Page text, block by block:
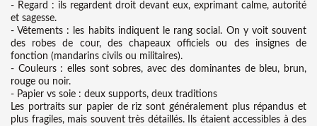
- Regard : ils regardent droit devant eux, exprimant calme, autorité
et sagesse.
- Vêtements : les habits indiquent le rang social. On y voit souvent
des robes de cour, des chapeaux officiels ou des insignes de
fonction (mandarins civils ou militaires).
- Couleurs : elles sont sobres, avec des dominantes de bleu, brun,
rouge ou noir.
- Papier vs soie : deux supports, deux traditions
Les portraits sur papier de riz sont généralement plus répandus et
plus fragiles, mais souvent très détaillés. Ils étaient accessibles à des